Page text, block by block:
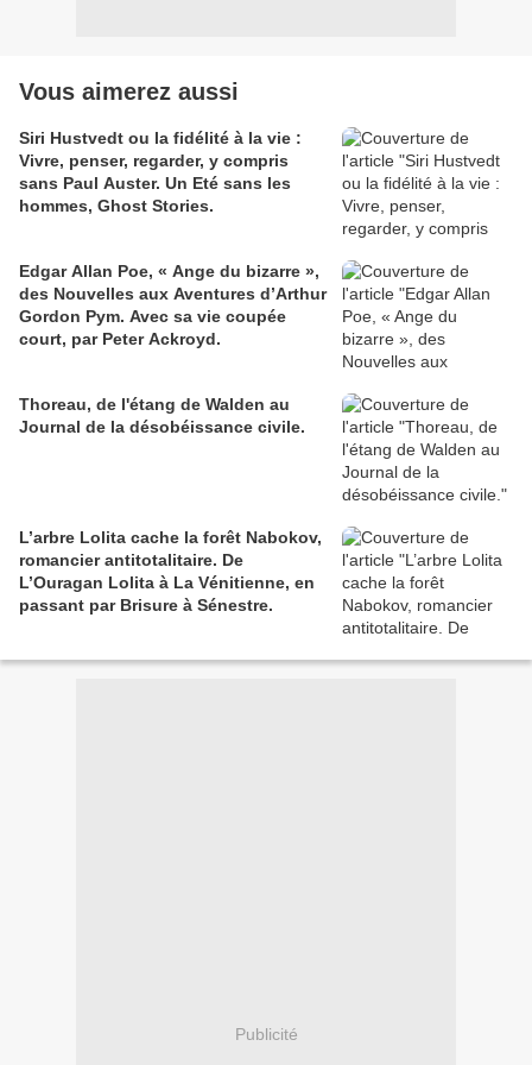
Vous aimerez aussi
Siri Hustvedt ou la fidélité à la vie :
Vivre, penser, regarder, y compris
sans Paul Auster. Un Eté sans les
hommes, Ghost Stories.
Edgar Allan Poe, « Ange du bizarre »,
des Nouvelles aux Aventures d’Arthur
Gordon Pym. Avec sa vie coupée
court, par Peter Ackroyd.
Thoreau, de l'étang de Walden au
Journal de la désobéissance civile.
L’arbre Lolita cache la forêt Nabokov,
romancier antitotalitaire. De
L’Ouragan Lolita à La Vénitienne, en
passant par Brisure à Sénestre.
Publicité